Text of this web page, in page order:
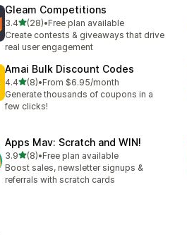
Gleam Competitions
3.45つ星中
(28)
合計レビュー数：28件
•Free plan available
Create contests & giveaways that drive
real user engagement
Amai Bulk Discount Codes
4.45つ星中
(8)
合計レビュー数：8件
•From $6.95/month
Generate thousands of coupons in a
few clicks!
Apps Mav: Scratch and WIN!
3.95つ星中
(8)
合計レビュー数：8件
•Free plan available
Boost sales, newsletter signups &
referrals with scratch cards